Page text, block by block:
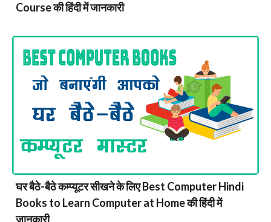
Course की हिंदी में जानकारी
घर बैठे-बैठे कम्प्यूटर सीखने के लिए Best Computer Hindi
Books to Learn Computer at Home की हिंदी में
जानकारी